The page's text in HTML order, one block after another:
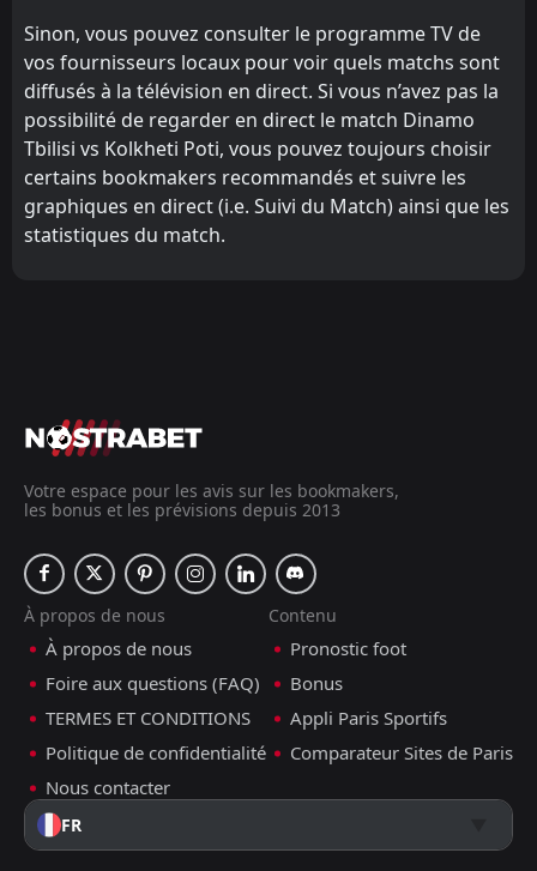
Sinon, vous pouvez consulter le programme TV de
vos fournisseurs locaux pour voir quels matchs sont
diffusés à la télévision en direct. Si vous n’avez pas la
possibilité de regarder en direct le match Dinamo
Tbilisi vs Kolkheti Poti, vous pouvez toujours choisir
certains bookmakers recommandés et suivre les
graphiques en direct (i.e. Suivi du Match) ainsi que les
statistiques du match.
Votre espace pour les avis sur les bookmakers,
les bonus et les prévisions depuis 2013
À propos de nous
À propos de nous
Foire aux questions (FAQ)
TERMES ET CONDITIONS
Politique de confidentialité
Nous contacter
Contenu
Pronostic foot
Bonus
Appli Paris Sportifs
Comparateur Sites de Paris
FR